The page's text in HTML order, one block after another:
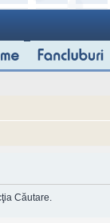
Căutare.